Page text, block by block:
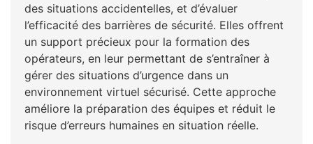
des situations accidentelles, et d’évaluer
l’efficacité des barrières de sécurité. Elles offrent
un support précieux pour la formation des
opérateurs, en leur permettant de s’entraîner à
gérer des situations d’urgence dans un
environnement virtuel sécurisé. Cette approche
améliore la préparation des équipes et réduit le
risque d’erreurs humaines en situation réelle.